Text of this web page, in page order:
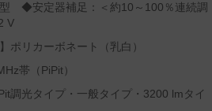
◆安定器補足：＜約10～100％連続調
V
ポリカーボネート（乳白）
帯（PiPit）
調光タイプ・一般タイプ・3200 lmタイ